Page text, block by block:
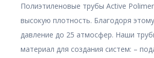
Полиэтиленовые трубы Active
высокую плотность. Благодоря
давление до 25 атмосфер. Наши
материал для создания систем: –